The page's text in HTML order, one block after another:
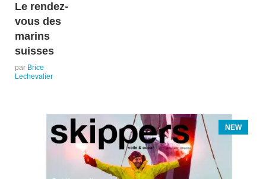
Le rendez-
vous des
marins
suisses
par Brice
Lechevalier
NEW